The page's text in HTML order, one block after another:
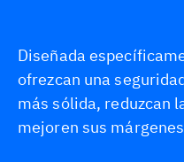
Diseñada
ofrezcan una
más sólida, reduzcan
mejoren sus